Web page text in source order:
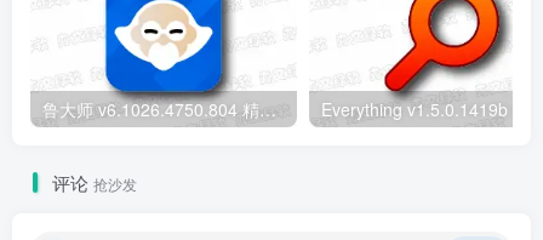
鲁大师 v6.1026.4750.804 精简单文件绿色版 – 轻量级硬件检测工具
评论 抢沙发